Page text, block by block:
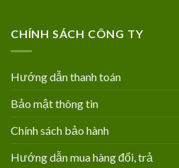
CHÍNH SÁCH CÔNG TY
Hướng dẫn thanh toán
Bảo mật thông tin
Chính sách bảo hành
Hướng dẫn mua hàng đổi, trả